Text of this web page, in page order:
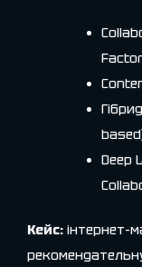
Deep
Кейс: інтернет-